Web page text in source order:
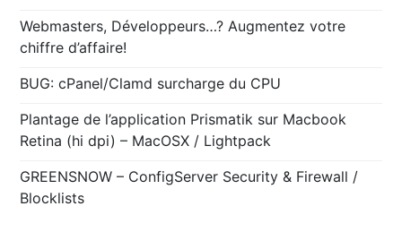
Webmasters, Développeurs…? Augmentez votre
chiffre d’affaire!
BUG: cPanel/Clamd surcharge du CPU
Plantage de l’application Prismatik sur Macbook
Retina (hi dpi) – MacOSX / Lightpack
GREENSNOW – ConfigServer Security & Firewall /
Blocklists